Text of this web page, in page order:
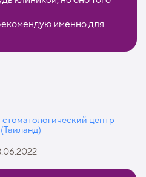
именно для
центр